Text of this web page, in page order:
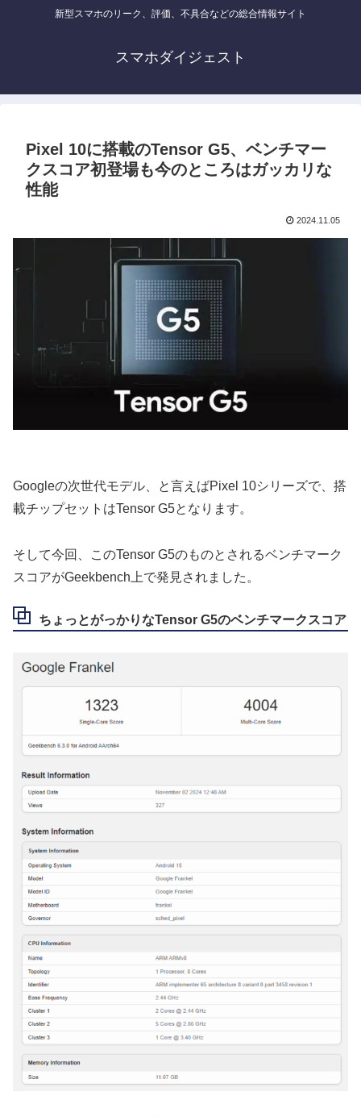
新型スマホのリーク、評価、不具合などの総合情報サイト
スマホダイジェスト
Pixel 10に搭載のTensor G5、ベンチマー
クスコア初登場も今のところはガッカリな
性能
2024.11.05
Googleの次世代モデル、と言えばPixel 10シリーズで、搭
載チップセットはTensor G5となります。
そして今回、このTensor G5のものとされるベンチマーク
スコアがGeekbench上で発見されました。
ちょっとがっかりなTensor G5のベンチマークスコア